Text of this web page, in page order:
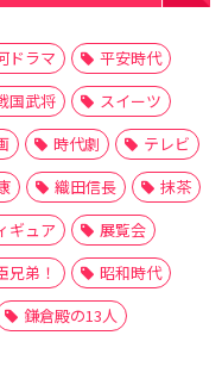
ドラマ
平安時代
国武将
スイーツ
時代劇
テレビ
織田信長
抹茶
ギュア
展覧会
兄弟！
昭和時代
鎌倉殿の13人